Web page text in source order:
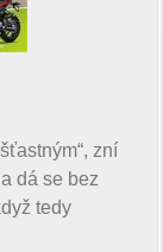
zní
dá se bez
tedy